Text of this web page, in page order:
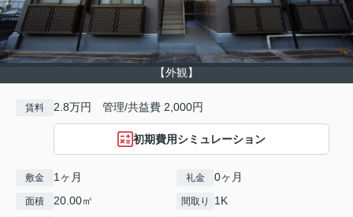
【外観】
賃料 2.8万円 管理/共益費 2,000円
初期費用シミュレーション
敷金 1ヶ月 礼金 0ヶ月
面積 20.00㎡ 間取り 1K